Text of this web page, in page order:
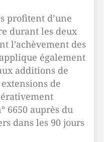
profitent d’une
durant les deux
l’achèvement des
également
additions de
de
6650 auprès du
dans les 90 jours